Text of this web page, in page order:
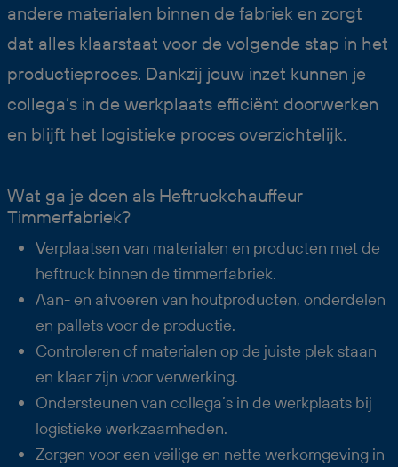
andere materialen binnen de fabriek en zorgt
dat alles klaarstaat voor de volgende stap in het
productieproces. Dankzij jouw inzet kunnen je
collega’s in de werkplaats efficiënt doorwerken
en blijft het logistieke proces overzichtelijk.
Wat ga je doen als Heftruckchauffeur
Timmerfabriek?
Verplaatsen van materialen en producten met de
heftruck binnen de timmerfabriek.
Aan- en afvoeren van houtproducten, onderdelen
en pallets voor de productie.
Controleren of materialen op de juiste plek staan
en klaar zijn voor verwerking.
Ondersteunen van collega’s in de werkplaats bij
logistieke werkzaamheden.
Zorgen voor een veilige en nette werkomgeving in